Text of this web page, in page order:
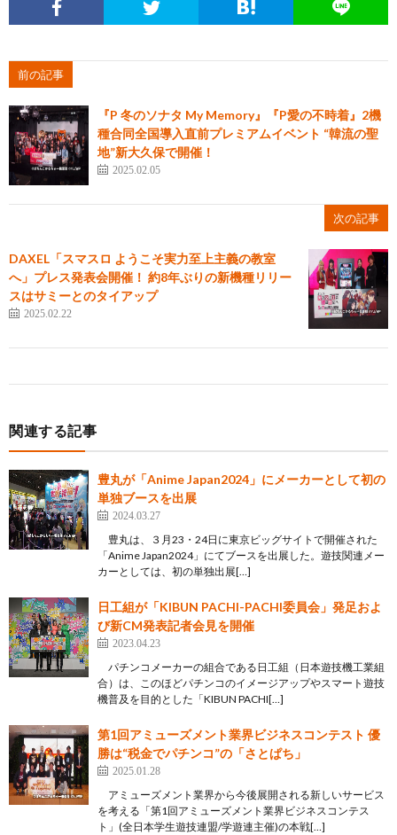
前の記事
『P 冬のソナタ My Memory』『P愛の不時着』2機
種合同全国導入直前プレミアムイベント “韓流の聖
地”新大久保で開催！
2025.02.05
次の記事
DAXEL「スマスロ ようこそ実力至上主義の教室
へ」プレス発表会開催！ 約8年ぶりの新機種リリー
スはサミーとのタイアップ
2025.02.22
関連する記事
豊丸が「Anime Japan2024」にメーカーとして初の
単独ブースを出展
2024.03.27
豊丸は、３月23・24日に東京ビッグサイトで開催された
「Anime Japan2024」にてブースを出展した。遊技関連メー
カーとしては、初の単独出展[…]
日工組が「KIBUN PACHI-PACHI委員会」発足およ
び新CM発表記者会見を開催
2023.04.23
パチンコメーカーの組合である日工組（日本遊技機工業組
合）は、このほどパチンコのイメージアップやスマート遊技
機普及を目的とした「KIBUN PACHI[…]
第1回アミューズメント業界ビジネスコンテスト 優
勝は“税金でパチンコ”の「さとぱち」
2025.01.28
アミューズメント業界から今後展開される新しいサービス
を考える「第1回アミューズメント業界ビジネスコンテス
ト」(全日本学生遊技連盟/学遊連主催)の本戦[…]